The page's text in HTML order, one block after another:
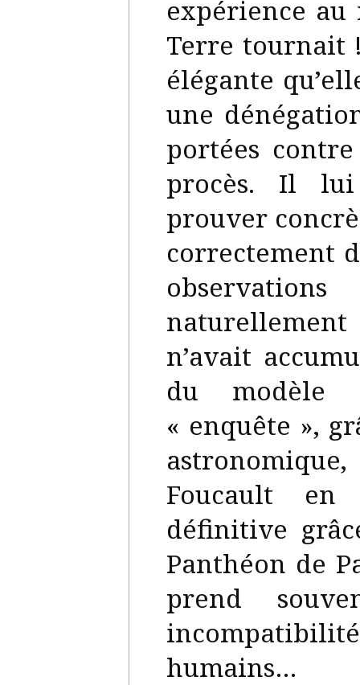
expérience
Terre tournait
élégante
une
portées
procès. Il
prouver
correctement
n’avait
du modèle
« enquête »,
Foucault
définitive
Panthéon de
prend
humains…